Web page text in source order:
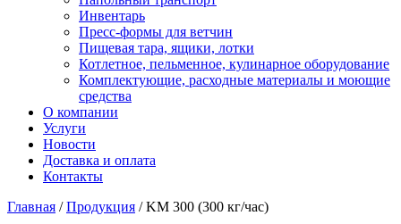
Инвентарь
Пресс-формы для ветчин
Пищевая тара, ящики, лотки
Котлетное, пельменное, кулинарное оборудование
Комплектующие, расходные материалы и моющие
средства
О компании
Услуги
Новости
Доставка и оплата
Контакты
Главная /Продукция /KM 300 (300 кг/час)